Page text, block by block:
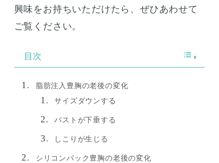
興味をお持ちいただけたら、ぜひあわせて
ご覧ください。
目次
脂肪注入豊胸の老後の変化
サイズダウンする
バストが下垂する
しこりが生じる
シリコンバック豊胸の老後の変化